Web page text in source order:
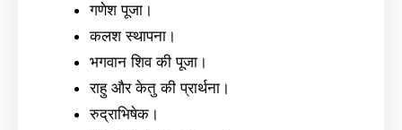
गणेश पूजा।
कलश स्थापना।
भगवान शिव की पूजा।
राहु और केतु की प्रार्थना।
रुद्राभिषेक।